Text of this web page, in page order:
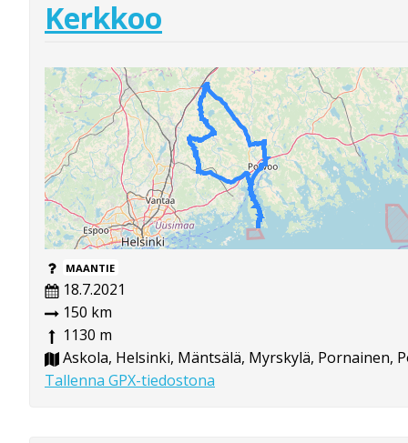
Kerkkoo
MAANTIE
18.7.2021
150 km
1130 m
Askola, Helsinki, Mäntsälä, Myrskylä, Pornainen,
Tallenna GPX-tiedostona